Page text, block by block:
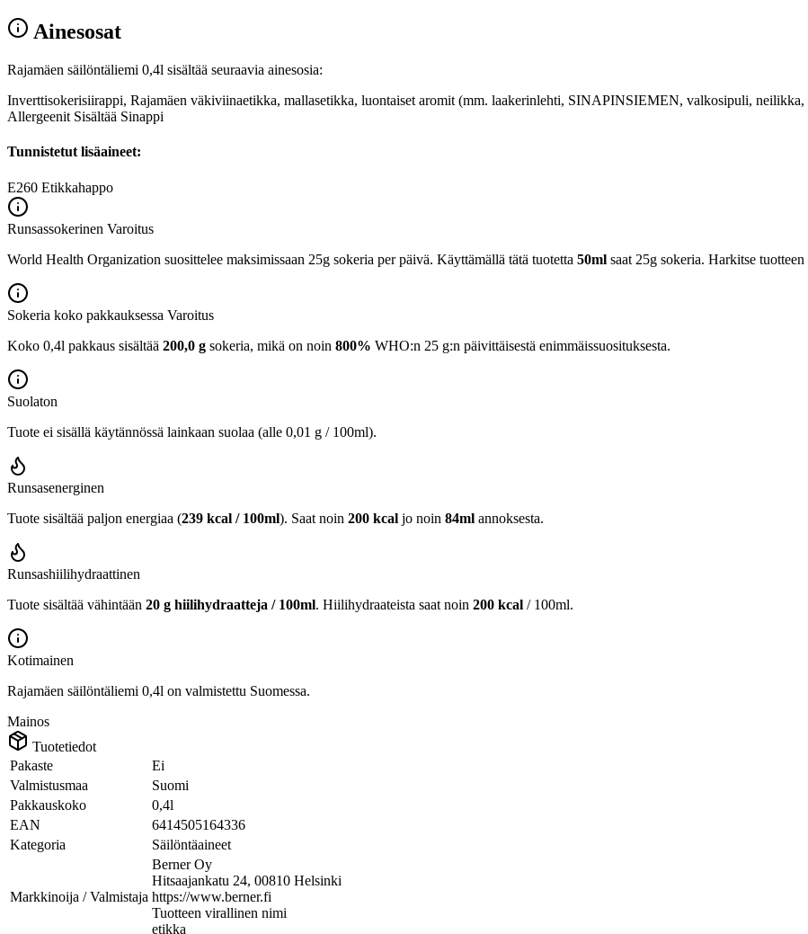
Ainesosat
Rajamäen säilöntäliemi 0,4l sisältää seuraavia ainesosia:
Inverttisokerisiirappi, Rajamäen väkiviinaetikka, mallasetikka, luontaiset aromit (mm. laakerinlehti, SINAPINSIEMEN, valkosipuli,
Allergeenit Sisältää Sinappi
Tunnistetut lisäaineet:
E260 Etikkahappo
Runsassokerinen Varoitus
World Health Organization suosittelee maksimissaan 25g sokeria per päivä. Käyttämällä tätä tuotetta 50ml saat 25g sokeria. Harkitse
Sokeria koko pakkauksessa Varoitus
Koko 0,4l pakkaus sisältää 200,0 g sokeria, mikä on noin 800% WHO:n 25 g:n päivittäisestä enimmäissuosituksesta.
Suolaton
Tuote ei sisällä käytännössä lainkaan suolaa (alle 0,01 g / 100ml).
Runsasenerginen
Tuote sisältää paljon energiaa (239 kcal / 100ml). Saat noin 200 kcal jo noin 84ml annoksesta.
Runsashiilihydraattinen
Tuote sisältää vähintään 20 g hiilihydraatteja / 100ml. Hiilihydraateista saat noin 200 kcal / 100ml.
Kotimainen
Rajamäen säilöntäliemi 0,4l on valmistettu Suomessa.
Mainos
Tuotetiedot
Pakaste
Ei
Valmistusmaa
Suomi
Pakkauskoko
0,4l
EAN
6414505164336
Kategoria
Säilöntäaineet
Markkinoija / Valmistaja
Berner Oy
Hitsaajankatu 24, 00810 Helsinki
https://www.berner.fi
Tuotteen virallinen nimi
etikka